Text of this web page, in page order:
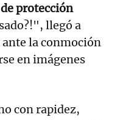
protección
llegó a
la conmoción
en imágenes
con rapidez,